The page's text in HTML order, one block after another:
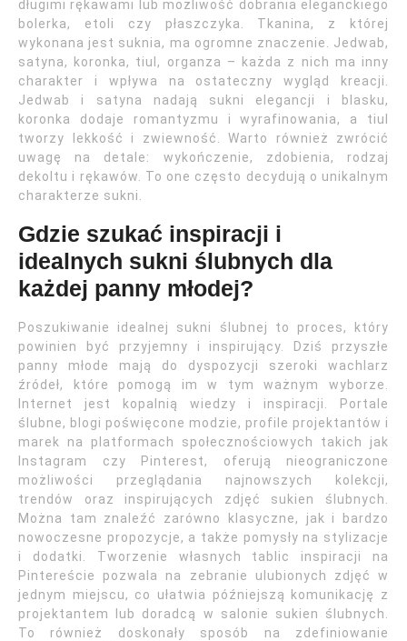
długimi rękawami lub możliwość dobrania eleganckiego
bolerka, etoli czy płaszczyka. Tkanina, z której
wykonana jest suknia, ma ogromne znaczenie. Jedwab,
satyna, koronka, tiul, organza – każda z nich ma inny
charakter i wpływa na ostateczny wygląd kreacji.
Jedwab i satyna nadają sukni elegancji i blasku,
koronka dodaje romantyzmu i wyrafinowania, a tiul
tworzy lekkość i zwiewność. Warto również zwrócić
uwagę na detale: wykończenie, zdobienia, rodzaj
dekoltu i rękawów. To one często decydują o unikalnym
charakterze sukni.
Gdzie szukać inspiracji i
idealnych sukni ślubnych dla
każdej panny młodej?
Poszukiwanie idealnej sukni ślubnej to proces, który
powinien być przyjemny i inspirujący. Dziś przyszłe
panny młode mają do dyspozycji szeroki wachlarz
źródeł, które pomogą im w tym ważnym wyborze.
Internet jest kopalnią wiedzy i inspiracji. Portale
ślubne, blogi poświęcone modzie, profile projektantów i
marek na platformach społecznościowych takich jak
Instagram czy Pinterest, oferują nieograniczone
możliwości przeglądania najnowszych kolekcji,
trendów oraz inspirujących zdjęć sukien ślubnych.
Można tam znaleźć zarówno klasyczne, jak i bardzo
nowoczesne propozycje, a także pomysły na stylizacje
i dodatki. Tworzenie własnych tablic inspiracji na
Pintereście pozwala na zebranie ulubionych zdjęć w
jednym miejscu, co ułatwia późniejszą komunikację z
projektantem lub doradcą w salonie sukien ślubnych.
To również doskonały sposób na zdefiniowanie